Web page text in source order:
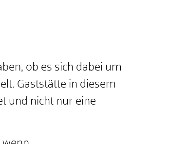
ob es sich dabei um
Gaststätte in diesem
und nicht nur eine